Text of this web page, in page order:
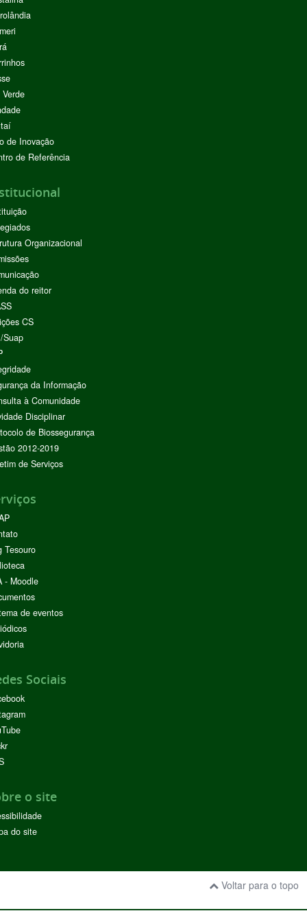
de Inovação
de Referência
Organizacional
do reitor
CS
Suap
da Informação
à Comunidade
Disciplinar
de Biossegurança
2012-2019
de Serviços
Tesouro
- Moodle
de eventos
Sociais
o site
do site
Voltar para o topo